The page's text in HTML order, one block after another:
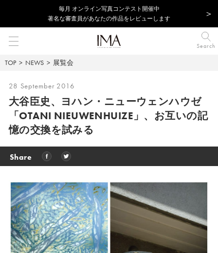
毎⽉ オンライン写真コンテスト開催中
著名な審査員があなたの作品をレビューします
Search
TOP NEWS 展覧会
28 September 2016
大谷臣史、ヨハン・ニューウェンハウゼ
「OTANI NIEUWENHUIZE」、お互いの記
憶の交換を試みる
Share